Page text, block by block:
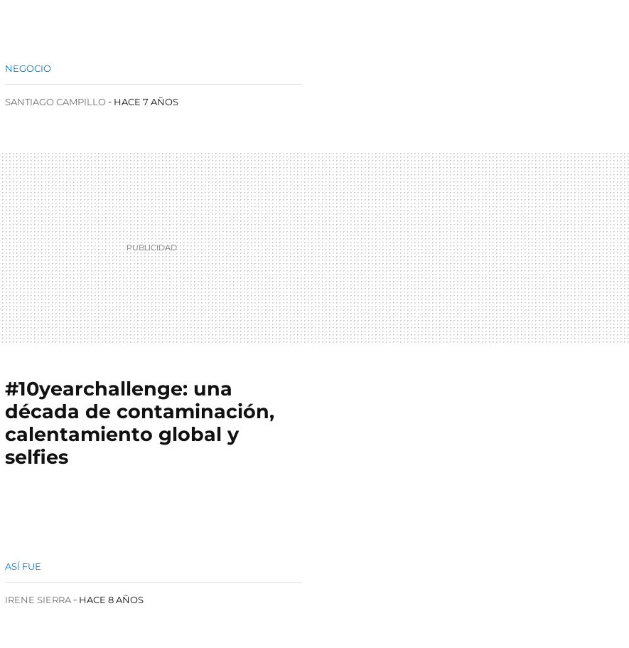
NEGOCIO
SANTIAGO CAMPILLO HACE 7 AÑOS
#10yearchallenge: una
década de contaminación,
calentamiento global y
selfies
ASÍ FUE
IRENE SIERRA HACE 8 AÑOS